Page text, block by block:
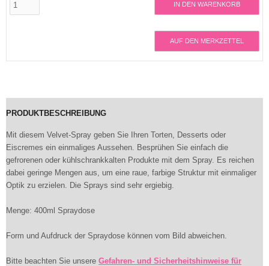
IN DEN WARENKORB
AUF DEN MERKZETTEL
PRODUKTBESCHREIBUNG
Mit diesem Velvet-Spray geben Sie Ihren Torten, Desserts oder
Eiscremes ein einmaliges Aussehen. Besprühen Sie einfach die
gefrorenen oder kühlschrankkalten Produkte mit dem Spray. Es reichen
dabei geringe Mengen aus, um eine raue, farbige Struktur mit einmaliger
Optik zu erzielen. Die Sprays sind sehr ergiebig.
Menge: 400ml Spraydose
Form und Aufdruck der Spraydose können vom Bild abweichen.
Bitte beachten Sie unsere Gefahren- und Sicherheitshinweise für